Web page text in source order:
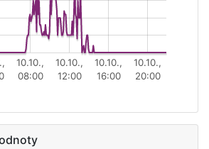
10.10.,
08:00
10.10.,
12:00
10.10.,
16:00
10.10.,
20:00